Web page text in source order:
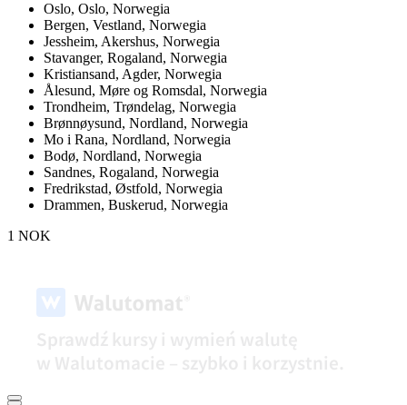
Oslo, Oslo, Norwegia
Bergen, Vestland, Norwegia
Jessheim, Akershus, Norwegia
Stavanger, Rogaland, Norwegia
Kristiansand, Agder, Norwegia
Ålesund, Møre og Romsdal, Norwegia
Trondheim, Trøndelag, Norwegia
Brønnøysund, Nordland, Norwegia
Mo i Rana, Nordland, Norwegia
Bodø, Nordland, Norwegia
Sandnes, Rogaland, Norwegia
Fredrikstad, Østfold, Norwegia
Drammen, Buskerud, Norwegia
1 NOK